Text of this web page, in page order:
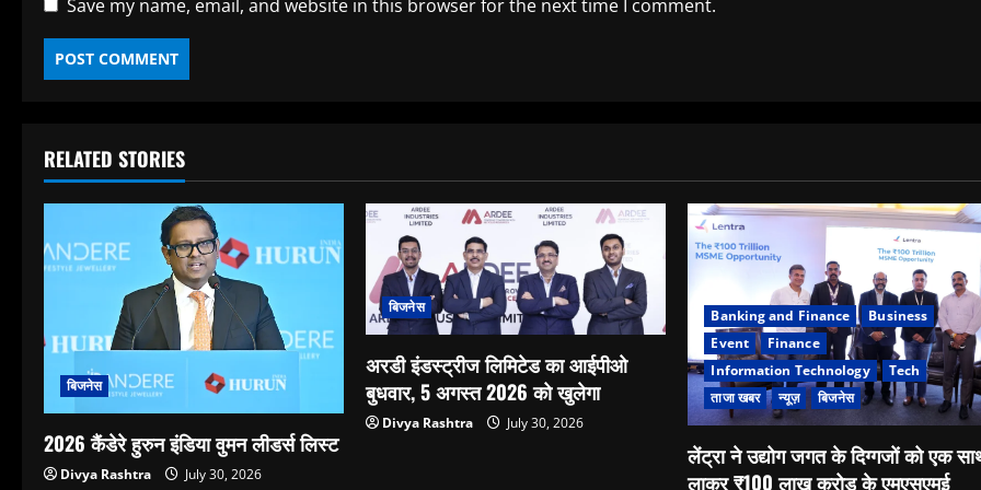
Save my name, email, and website in this browser for the next time I comment.
RELATED STORIES
बिजनेस
2026 कैंडेरे हुरुन इंडिया वुमन लीडर्स लिस्ट
Divya Rashtra July 30, 2026
बिजनेस
अरडी इंडस्ट्रीज लिमिटेड का आईपीओ
बुधवार, 5 अगस्त 2026 को खुलेगा
Divya Rashtra July 30, 2026
Banking and Finance
Business
Event
Finance
Information Technology
Tech
ताजा खबर
न्यूज़ बिजनेस
लेंट्रा ने उद्योग जगत के दिग्गजों को एक
लाकर ₹100 लाख करोड़ के एमएसएमई